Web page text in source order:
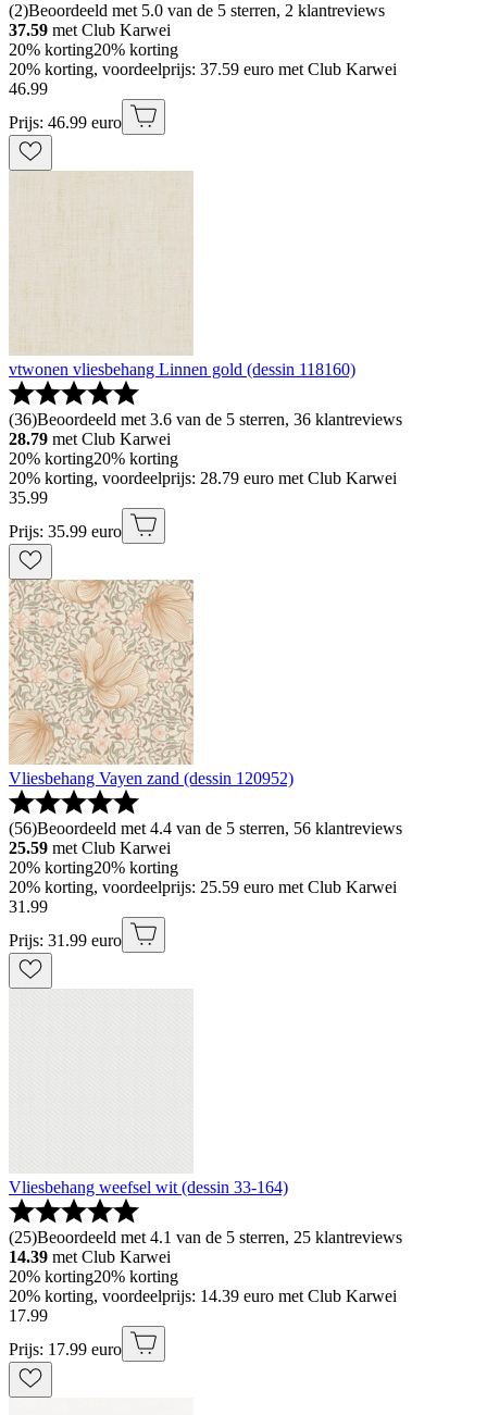
(2)Beoordeeld met 5.0 van de 5 sterren, 2 klantreviews
37.59 met Club Karwei
20% korting20% korting
20% korting, voordeelprijs: 37.59 euro met Club Karwei
46.99
Prijs: 46.99 euro
vtwonen vliesbehang Linnen gold (dessin 118160)
(36)Beoordeeld met 3.6 van de 5 sterren, 36 klantreviews
28.79 met Club Karwei
20% korting20% korting
20% korting, voordeelprijs: 28.79 euro met Club Karwei
35.99
Prijs: 35.99 euro
Vliesbehang Vayen zand (dessin 120952)
(56)Beoordeeld met 4.4 van de 5 sterren, 56 klantreviews
25.59 met Club Karwei
20% korting20% korting
20% korting, voordeelprijs: 25.59 euro met Club Karwei
31 .99
Prijs: 31.99 euro
Vliesbehang weefsel wit (dessin 33-164)
(25)Beoordeeld met 4.1 van de 5 sterren, 25 klantreviews
14.39 met Club Karwei
20% korting20% korting
20% korting, voordeelprijs: 14.39 euro met Club Karwei
17.99
Prijs: 17.99 euro